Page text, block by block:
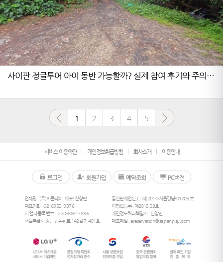
사이판 정글투어 아이 동반 가능할까? 실제 참여 후기와 주의사
1 2 3 4 5
서비스 이용약관 개인정보취급방침 회사소개 이용안내
로그인 회원가입 예약조회 PC버전
업체명 : (주)피플레이
대표: 신창면
대표전화 :02-6952-9376
사업자등록번호 : 220-88-17836
서울특별시 강남구 논현로 142길 7, 401호
통신판매업신고 : 제 2014-서울강남-01705 호
여행업등록 : 제2015-33호
개인정보처리책임자 : 신창면
대표메일 :ereservation@saipanplay.com